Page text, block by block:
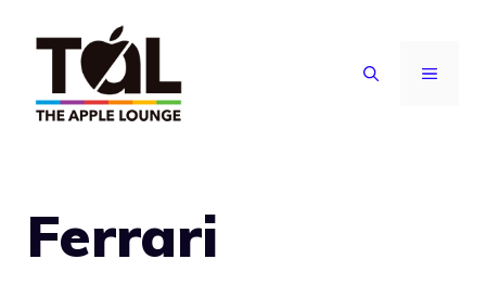
contenuto
MENU
Ferrari